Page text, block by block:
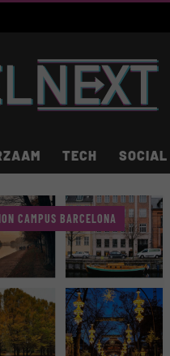
TECH SOCIAL
CAMPUS BARCELONA